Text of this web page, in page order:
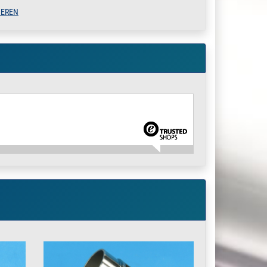
» Zum Artikel
» Zum Artikel
» Zum Artikel
» Zum Artikel